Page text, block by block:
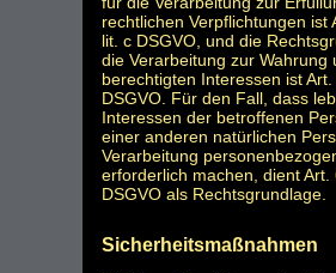
rechtlichen Verpflichtungen ist
lit. c DSGVO, und die
die Verarbeitung zur Wahrung
berechtigten Interessen ist
DSGVO. Für den Fall, dass
Interessen der betroffenen
einer anderen natürlichen
Verarbeitung
erforderlich machen, dient Art.
DSGVO als Rechtsgrundlage.
Sicherheitsmaßnahmen